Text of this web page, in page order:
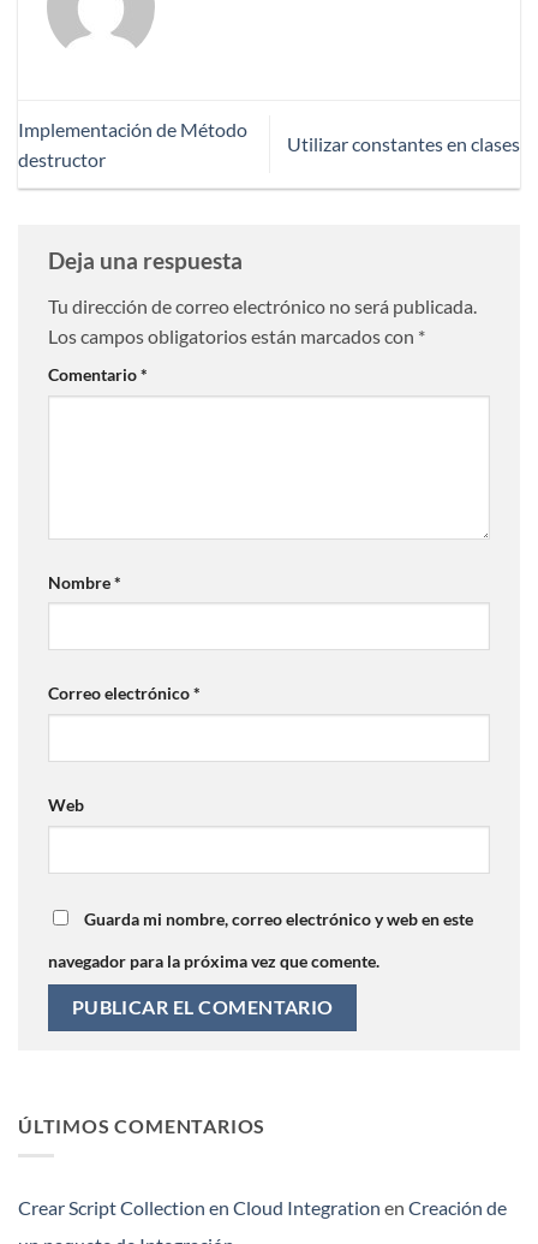
Implementación de Método
destructor
Utilizar constantes en clases
Deja una respuesta
Tu dirección de correo electrónico no será publicada.
Los campos obligatorios están marcados con *
Comentario*
Nombre*
Correo electrónico*
Web
Guarda mi nombre, correo electrónico y web en este
navegador para la próxima vez que comente.
ÚLTIMOS COMENTARIOS
Crear Script Collection en Cloud Integration en Creación de